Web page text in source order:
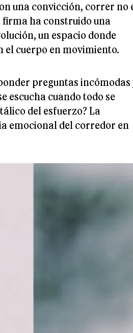
una convicción, correr no
firma ha construido una
un espacio donde
el cuerpo en movimiento.
preguntas incómodas
escucha cuando todo se
del esfuerzo? La
emocional del corredor en